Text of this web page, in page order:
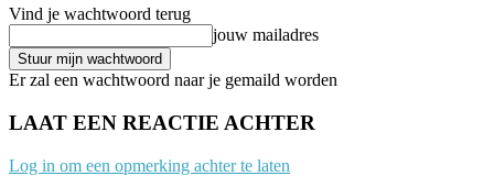
Vind je wachtwoord terug
jouw mailadres
Er zal een wachtwoord naar je gemaild worden
LAAT EEN REACTIE ACHTER
Log in om een opmerking achter te laten